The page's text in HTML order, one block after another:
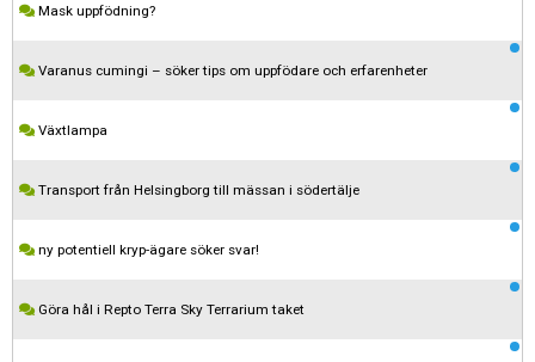
Mask uppfödning?
Varanus cumingi – söker tips om uppfödare och erfarenheter
Växtlampa
Transport från Helsingborg till mässan i södertälje
ny potentiell kryp-ägare söker svar!
Göra hål i Repto Terra Sky Terrarium taket